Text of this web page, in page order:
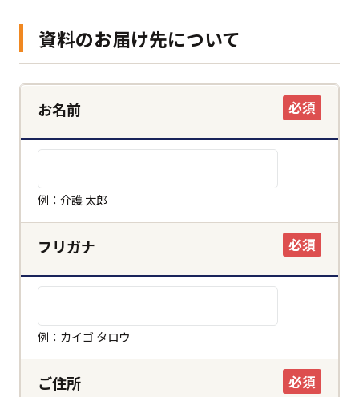
資料のお届け先について
お名前 必須
例：介護 太郎
フリガナ 必須
例：カイゴ タロウ
ご住所 必須